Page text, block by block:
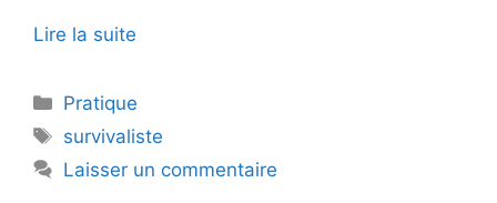
Lire la suite
Catégories
Pratique
Étiquettes
survivaliste
Laisser un commentaire